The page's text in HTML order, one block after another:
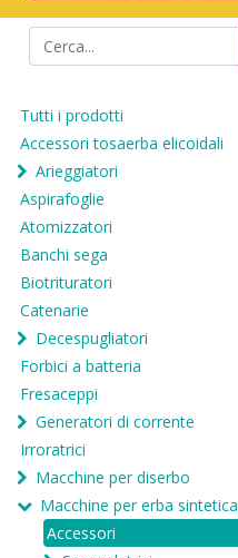
Tutti i prodotti
Accessori tosaerba elicoidali
Arieggiatori
Aspirafoglie
Atomizzatori
Banchi sega
Biotrituratori
Catenarie
Decespugliatori
Forbici a batteria
Fresaceppi
Generatori di corrente
Irroratrici
Macchine per diserbo
Macchine per erba sintetica
Accessori